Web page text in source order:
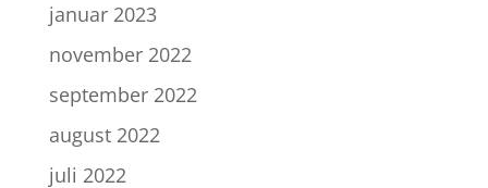
januar 2023
november 2022
september 2022
august 2022
juli 2022